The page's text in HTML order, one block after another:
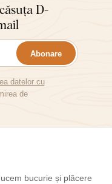
D-
Abonare
datelor cu
de
bucurie și plăcere